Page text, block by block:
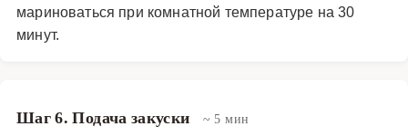
мариноваться при комнатной температуре на 30
минут.
Шаг 6. Подача закуски ~ 5 мин